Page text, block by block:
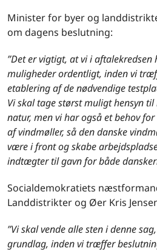
Minister for byer og
om dagens beslutning:
”Det er vigtigt, at vi i
muligheder ordentligt, inden vi
etablering af de nødvendige
Vi skal tage størst muligt hensyn
natur, men vi har også et behov
af vindmøller, så den danske
være i front og skabe
indtægter til gavn for både
Socialdemokratiets
Landdistrikter og Øer Kris
”Vi skal vende alle sten i denne
grundlag, inden vi træffer